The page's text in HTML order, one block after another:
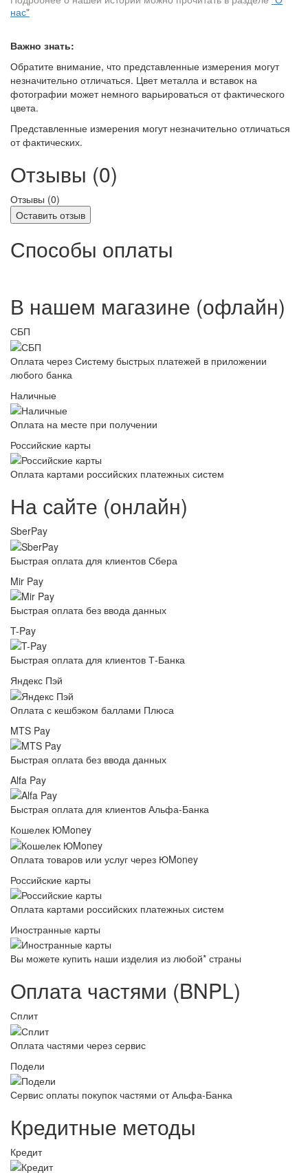
нас"
Важно знать:
Обратите внимание, что представленные измерения могут
незначительно отличаться. Цвет металла и вставок на
фотографии может немного варьироваться от фактического
цвета.
Представленные измерения могут незначительно отличаться
от фактических.
Отзывы (0)
Отзывы (0)
Оставить отзыв
Способы оплаты
В нашем магазине (офлайн)
СБП
Оплата через Систему быстрых платежей в приложении
любого банка
Наличные
Оплата на месте при получении
Российские карты
Оплата картами российских платежных систем
На сайте (онлайн)
SberPay
Быстрая оплата для клиентов Сбера
Mir Pay
Быстрая оплата без ввода данных
T-Pay
Быстрая оплата для клиентов Т-Банка
Яндекс Пэй
Оплата с кешбэком баллами Плюса
MTS Pay
Быстрая оплата без ввода данных
Alfa Pay
Быстрая оплата для клиентов Альфа-Банка
Кошелек ЮMoney
Оплата товаров или услуг через ЮMoney
Российские карты
Оплата картами российских платежных систем
Иностранные карты
Вы можете купить наши изделия из любой* страны
Оплата частями (BNPL)
Сплит
Оплата частями через сервис
Подели
Сервис оплаты покупок частями от Альфа-Банка
Кредитные методы
Кредит